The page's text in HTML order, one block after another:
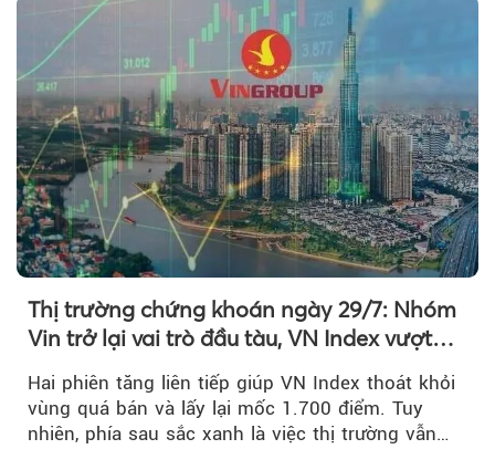
Thị trường chứng khoán ngày 29/7: Nhóm
Vin trở lại vai trò đầu tàu, VN Index vượt
Hai phiên tăng liên tiếp giúp VN Index thoát khỏi
vùng quá bán và lấy lại mốc 1.700 điểm. Tuy
nhiên, phía sau sắc xanh là việc thị trường vẫn